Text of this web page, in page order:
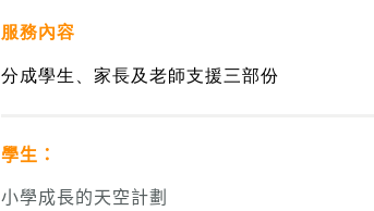
服務內容
分成學生、家長及老師支援三部份
學生：
小學成長的天空計劃